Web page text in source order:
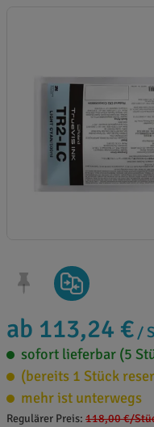
ab 113,24 € /
sofort lieferbar (5
(bereits 1 Stück
mehr ist unterwegs
Regulärer Preis: 118,00 €/